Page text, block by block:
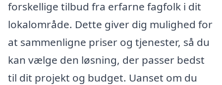
forskellige tilbud fra erfarne fagfolk i dit
lokalområde. Dette giver dig mulighed for
at sammenligne priser og tjenester, så du
kan vælge den løsning, der passer bedst
til dit projekt og budget. Uanset om du